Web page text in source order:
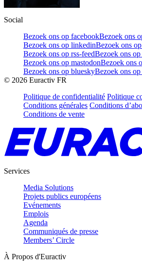
Social
Bezoek ons op facebookBezoek ons
Bezoek ons op linkedinBezoek ons
Bezoek ons op rss-feedBezoek ons
Bezoek ons op mastodonBezoek ons
Bezoek ons op blueskyBezoek ons op
© 2026 Euractiv FR
Politique de confidentialité Politique
Conditions générales Conditions
Conditions de vente
Services
Media Solutions
Projets publics européens
Evénements
Emplois
Agenda
Communiqués de presse
Members’ Circle
À Propos d'Euractiv